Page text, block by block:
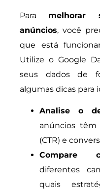
Para melhorar
anúncios, você
que está
Utilize o Google
seus dados de
algumas dicas
Analise o
anúncios
(CTR) e
Compare
diferentes
quais